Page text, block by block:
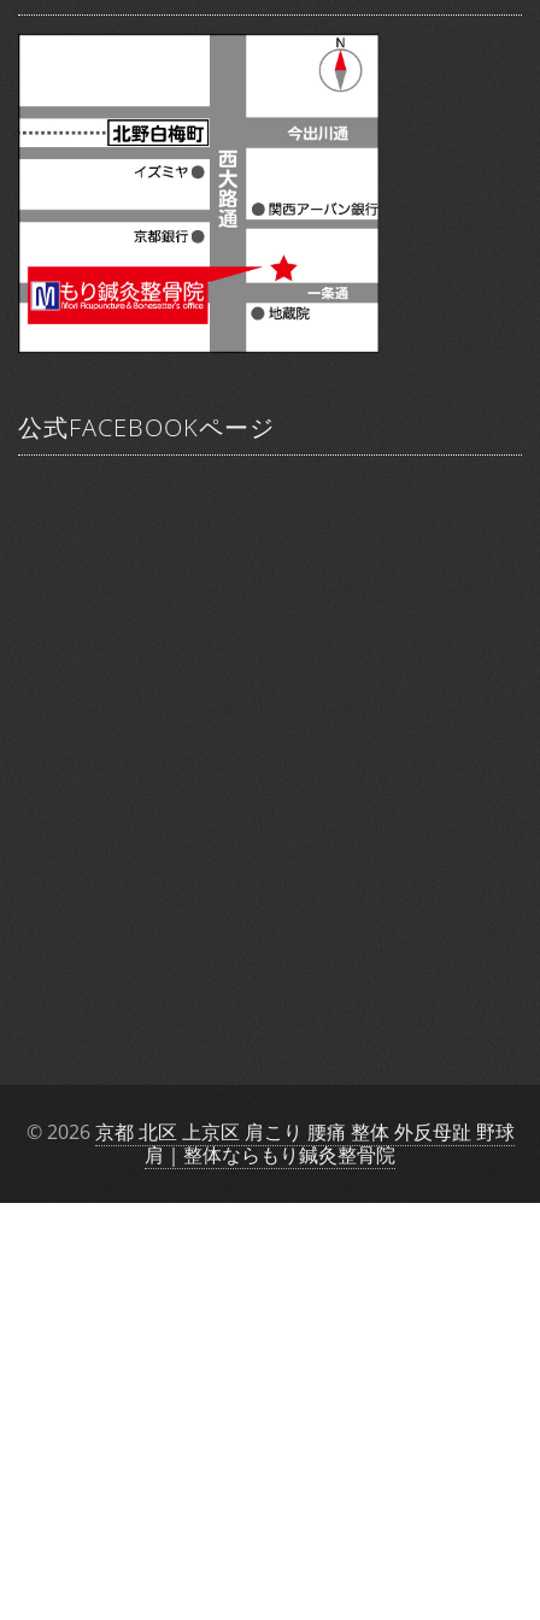
公式FACEBOOKページ
© 2026京都 北区 上京区 肩こり 腰痛 整体 外反母趾 野球
肩｜整体ならもり鍼灸整骨院